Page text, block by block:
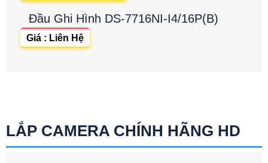
Đầu Ghi Hình DS-7716NI-I4/16P(B)
Giá : Liên Hệ
LẮP CAMERA CHÍNH HÃNG HD